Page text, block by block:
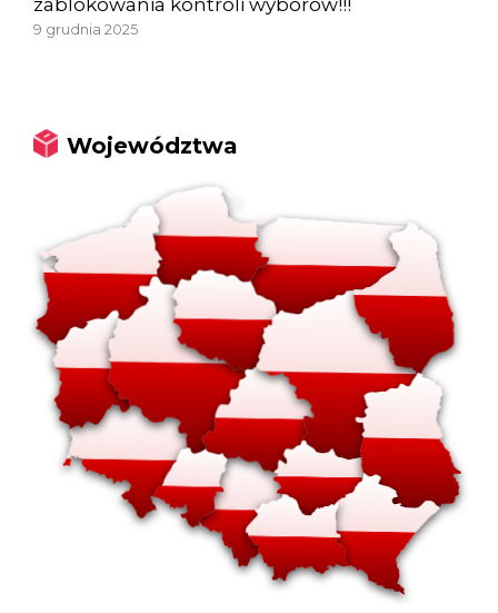
9 grudnia 2025
Województwa